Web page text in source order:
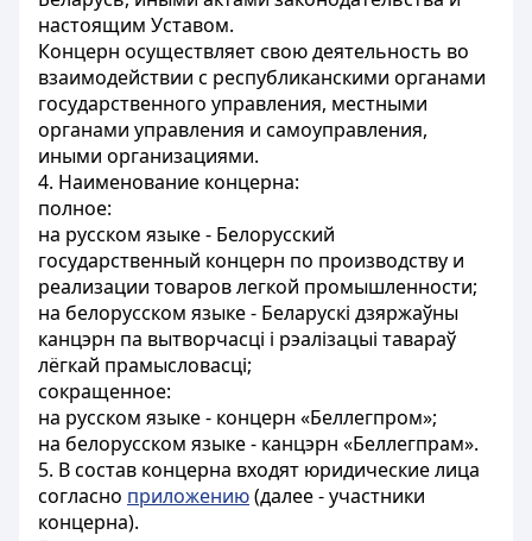
настоящим Уставом.
Концерн осуществляет свою деятельность во
взаимодействии с республиканскими органами
государственного управления, местными
органами управления и самоуправления,
иными организациями.
4. Наименование концерна:
полное:
на русском языке - Белорусский
государственный концерн по производству и
реализации товаров легкой промышленности;
на белорусском языке - Беларускi дзяржаўны
канцэрн па вытворчасцi i рэалiзацыi тавараў
лёгкай прамысловасцi;
сокращенное:
на русском языке - концерн «Беллегпром»;
на белорусском языке - канцэрн «Беллегпрам».
5. В состав концерна входят юридические лица
согласно приложению(далее - участники
концерна).